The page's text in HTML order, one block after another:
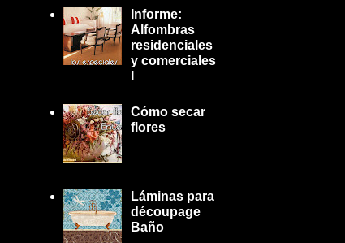
Informe:
Alfombras
residenciales
y comerciales
Cómo secar
flores
Láminas para
découpage
Baño